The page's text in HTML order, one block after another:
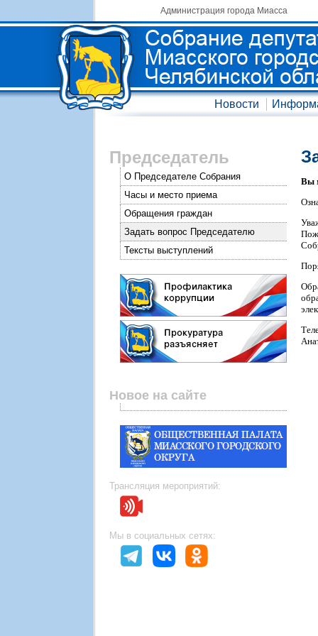
Администрация города Миасса
Новости
Председатель
О Председателе Собрания
Часы и место приема
Обращения граждан
Задать вопрос Председателю
Тексты выступлений
Новое на сайте
Трансляция мероприятий:
Мы в социальных сетях:
Вы